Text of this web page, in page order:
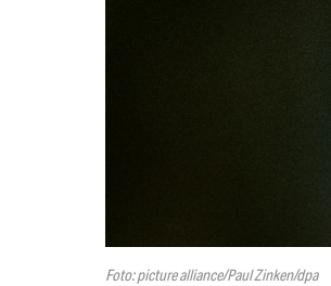
Foto: picture alliance/Paul Zinken/dpa